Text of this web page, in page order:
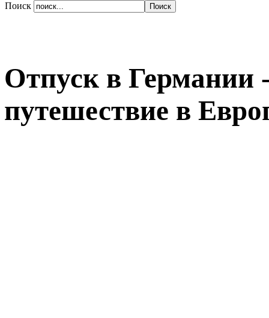
Поиск
Отпуск в Германии
путешествие в